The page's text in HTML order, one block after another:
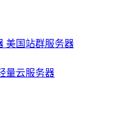
美国站群服务器
量云服务器